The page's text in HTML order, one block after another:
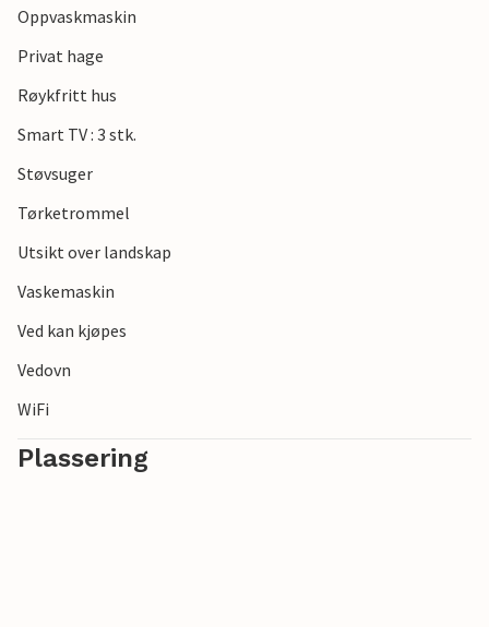
elvemunningen ligger bare noen få minutter unna med bil i
nord og den populære byen Eckernförde i sør. Det er ingen
Se frem til en fantastisk tid i denne innbydende
Oppvaskmaskin
Privat hage
Røykfritt hus
Smart TV : 3 stk.
Støvsuger
Tørketrommel
Utsikt over landskap
Vaskemaskin
Ved kan kjøpes
Vedovn
WiFi
Plassering